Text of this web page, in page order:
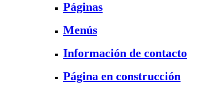
Páginas
Menús
Información de contacto
Página en construcción